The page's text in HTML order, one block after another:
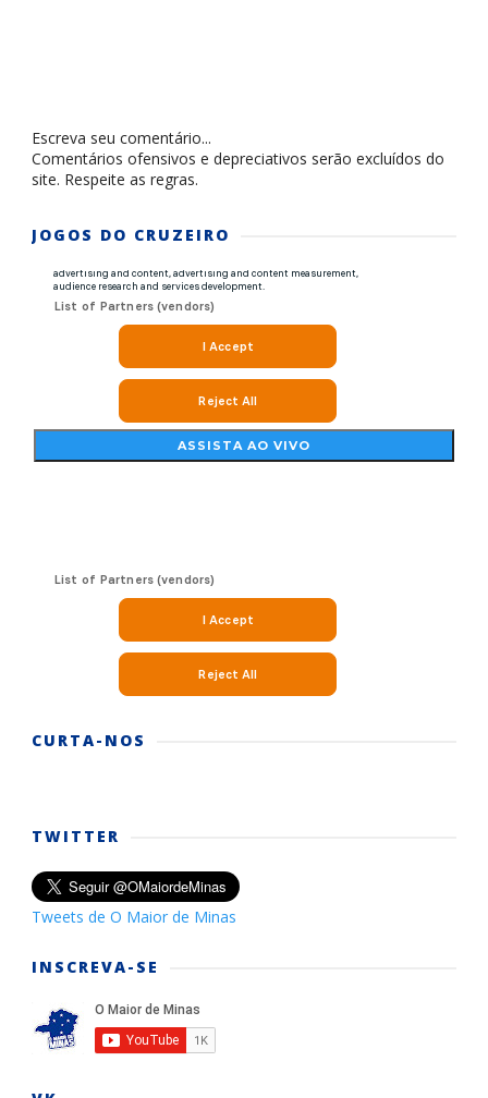
Escreva seu comentário...
Comentários ofensivos e depreciativos serão excluídos do
site. Respeite as regras.
JOGOS DO CRUZEIRO
CURTA-NOS
TWITTER
Tweets de O Maior de Minas
INSCREVA-SE